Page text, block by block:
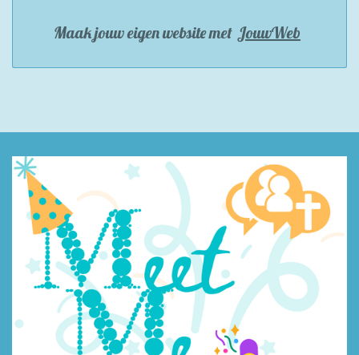
Maak jouw eigen website met JouwWeb